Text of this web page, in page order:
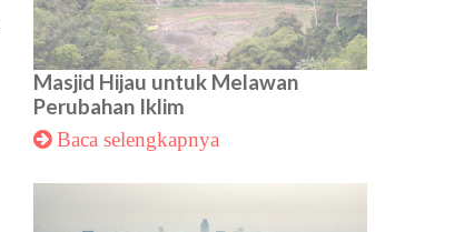
Masjid Hijau untuk Melawan
Perubahan Iklim
Baca selengkapnya